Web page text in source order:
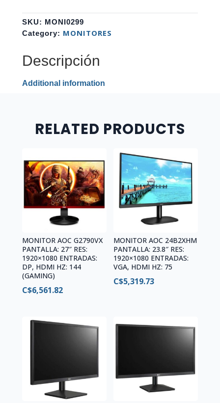
FHD
IPS
X
1080
HZ
VGA
PLANO
SKU: MONI0299
Category: MONITORES
Descripción
Additional information
RELATED PRODUCTS
MONITOR AOC G2790VX
PANTALLA: 27″ RES:
1920×1080 ENTRADAS:
DP, HDMI HZ: 144
(GAMING)
C$6,561.82
MONITOR AOC 24B2XHM
PANTALLA: 23.8″ RES:
1920×1080 ENTRADAS:
VGA, HDMI HZ: 75
C$5,319.73